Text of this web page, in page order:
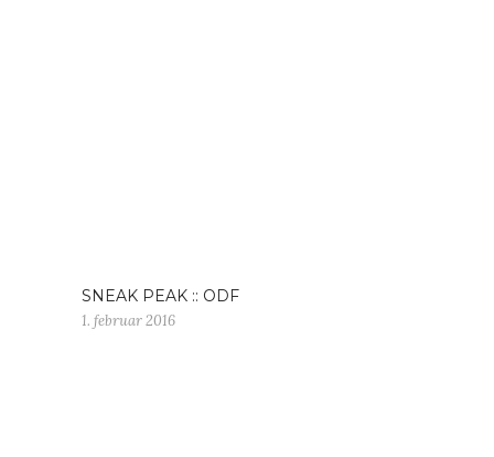
SNEAK PEAK :: ODF
1. februar 2016